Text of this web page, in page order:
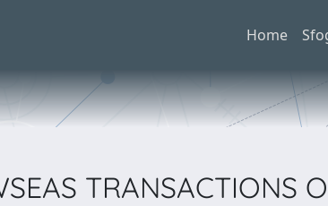
Home
TRANSACTIONS